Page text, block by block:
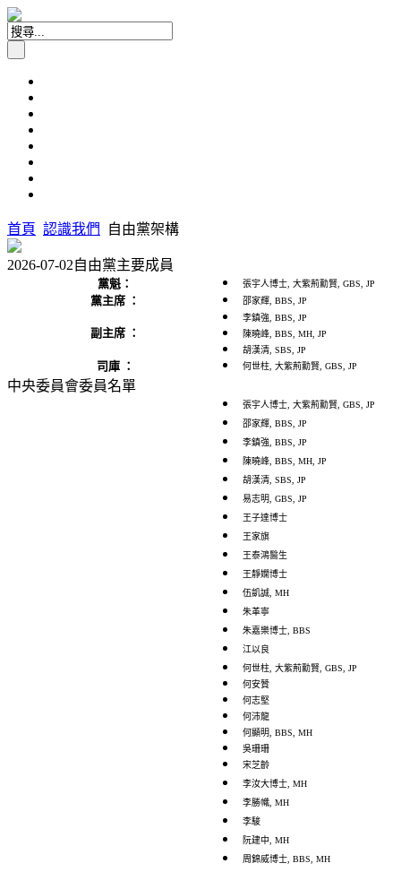
首頁 認識我們 自由黨架構
2026-07-02自由黨主要成員
黨魁： 張宇人博士, 大紫荊勳賢, GBS, JP
黨主席 ： 邵家輝, BBS, JP
副主席 ：
李鎮強, BBS, JP
陳曉峰, BBS, MH, JP
胡漢清, SBS, JP
司庫 ： 何世柱, 大紫荊勳賢, GBS, JP
中央委員會委員名單
張宇人博士, 大紫荊勳賢, GBS, JP
邵家輝, BBS, JP
李鎮強, BBS, JP
陳曉峰, BBS, MH, JP
胡漢清, SBS, JP
易志明, GBS, JP
王子達博士
王家旗
王泰鴻醫生
王靜嫻博士
伍凱誠, MH
朱革寧
朱嘉樂博士, BBS
江以良
何世柱, 大紫荊勳賢, GBS, JP
何安贊
何志堅
何沛龍
何顯明, BBS, MH
吳珊珊
宋芝齡
李汝大博士, MH
李勝幟, MH
李駿
阮建中, MH
周錦威博士, BBS, MH